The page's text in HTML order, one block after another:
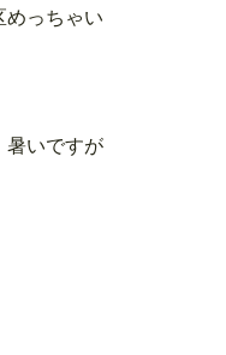
っちゃい
暑いですが